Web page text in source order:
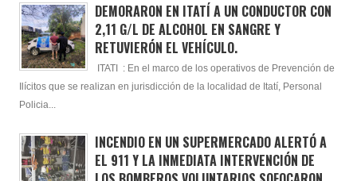
DEMORARON EN ITATÍ A UN CONDUCTOR CON
2,11 G/L DE ALCOHOL EN SANGRE Y
RETUVIERÓN EL VEHÍCULO.
ITATI : En el marco de los operativos de Prevención de
Ilícitos que se realizan en jurisdicción de la localidad de Itatí, Personal
Policia...
INCENDIO EN UN SUPERMERCADO ALERTÓ A
EL 911 Y LA INMEDIATA INTERVENCIÓN DE